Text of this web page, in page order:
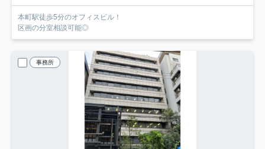
本町駅徒歩5分のオフィスビル！
区画の分室相談可能◎
事務所